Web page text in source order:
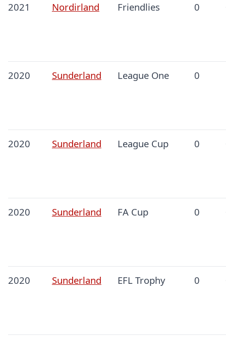
2021 Nordirland Friendlies 0
2020 Sunderland League One 0
2020 Sunderland League Cup 0
2020 Sunderland FA Cup 0
2020 Sunderland EFL Trophy 0